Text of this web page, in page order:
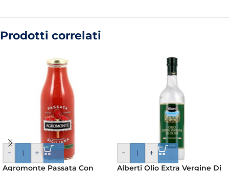
Prodotti correlati
- +
Agromonte Passata Con
- +
Alberti Olio Extra Vergine Di